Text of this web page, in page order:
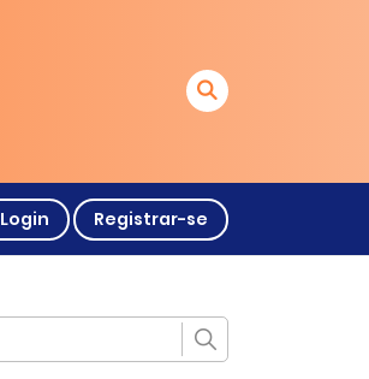
Login Registrar-se